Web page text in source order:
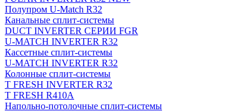
Полупром U-Match R32
Канальные сплит-системы
DUCT INVERTER СЕРИИ FGR
U-MATCH INVERTER R32
Кассетные сплит-системы
U-MATCH INVERTER R32
Колонные сплит-системы
T FRESH INVERTER R32
T FRESH R410A
Напольно-потолочные сплит-системы